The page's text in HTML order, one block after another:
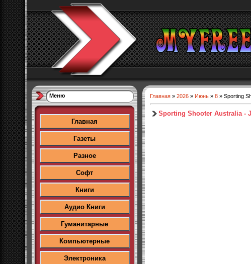
Меню
Главная
Газеты
Разное
Софт
Книги
Аудио Книги
Гуманитарные
Компьютерные
Электроника
Главная » 2026 » Июнь » 8 » Sporting
Sporting Shooter Australia -